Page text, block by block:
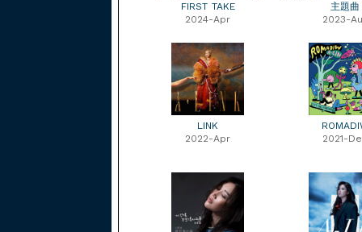
FIRST TAKE
2024-Apr
主題曲
2023-
LINK
2022-Apr
2021-